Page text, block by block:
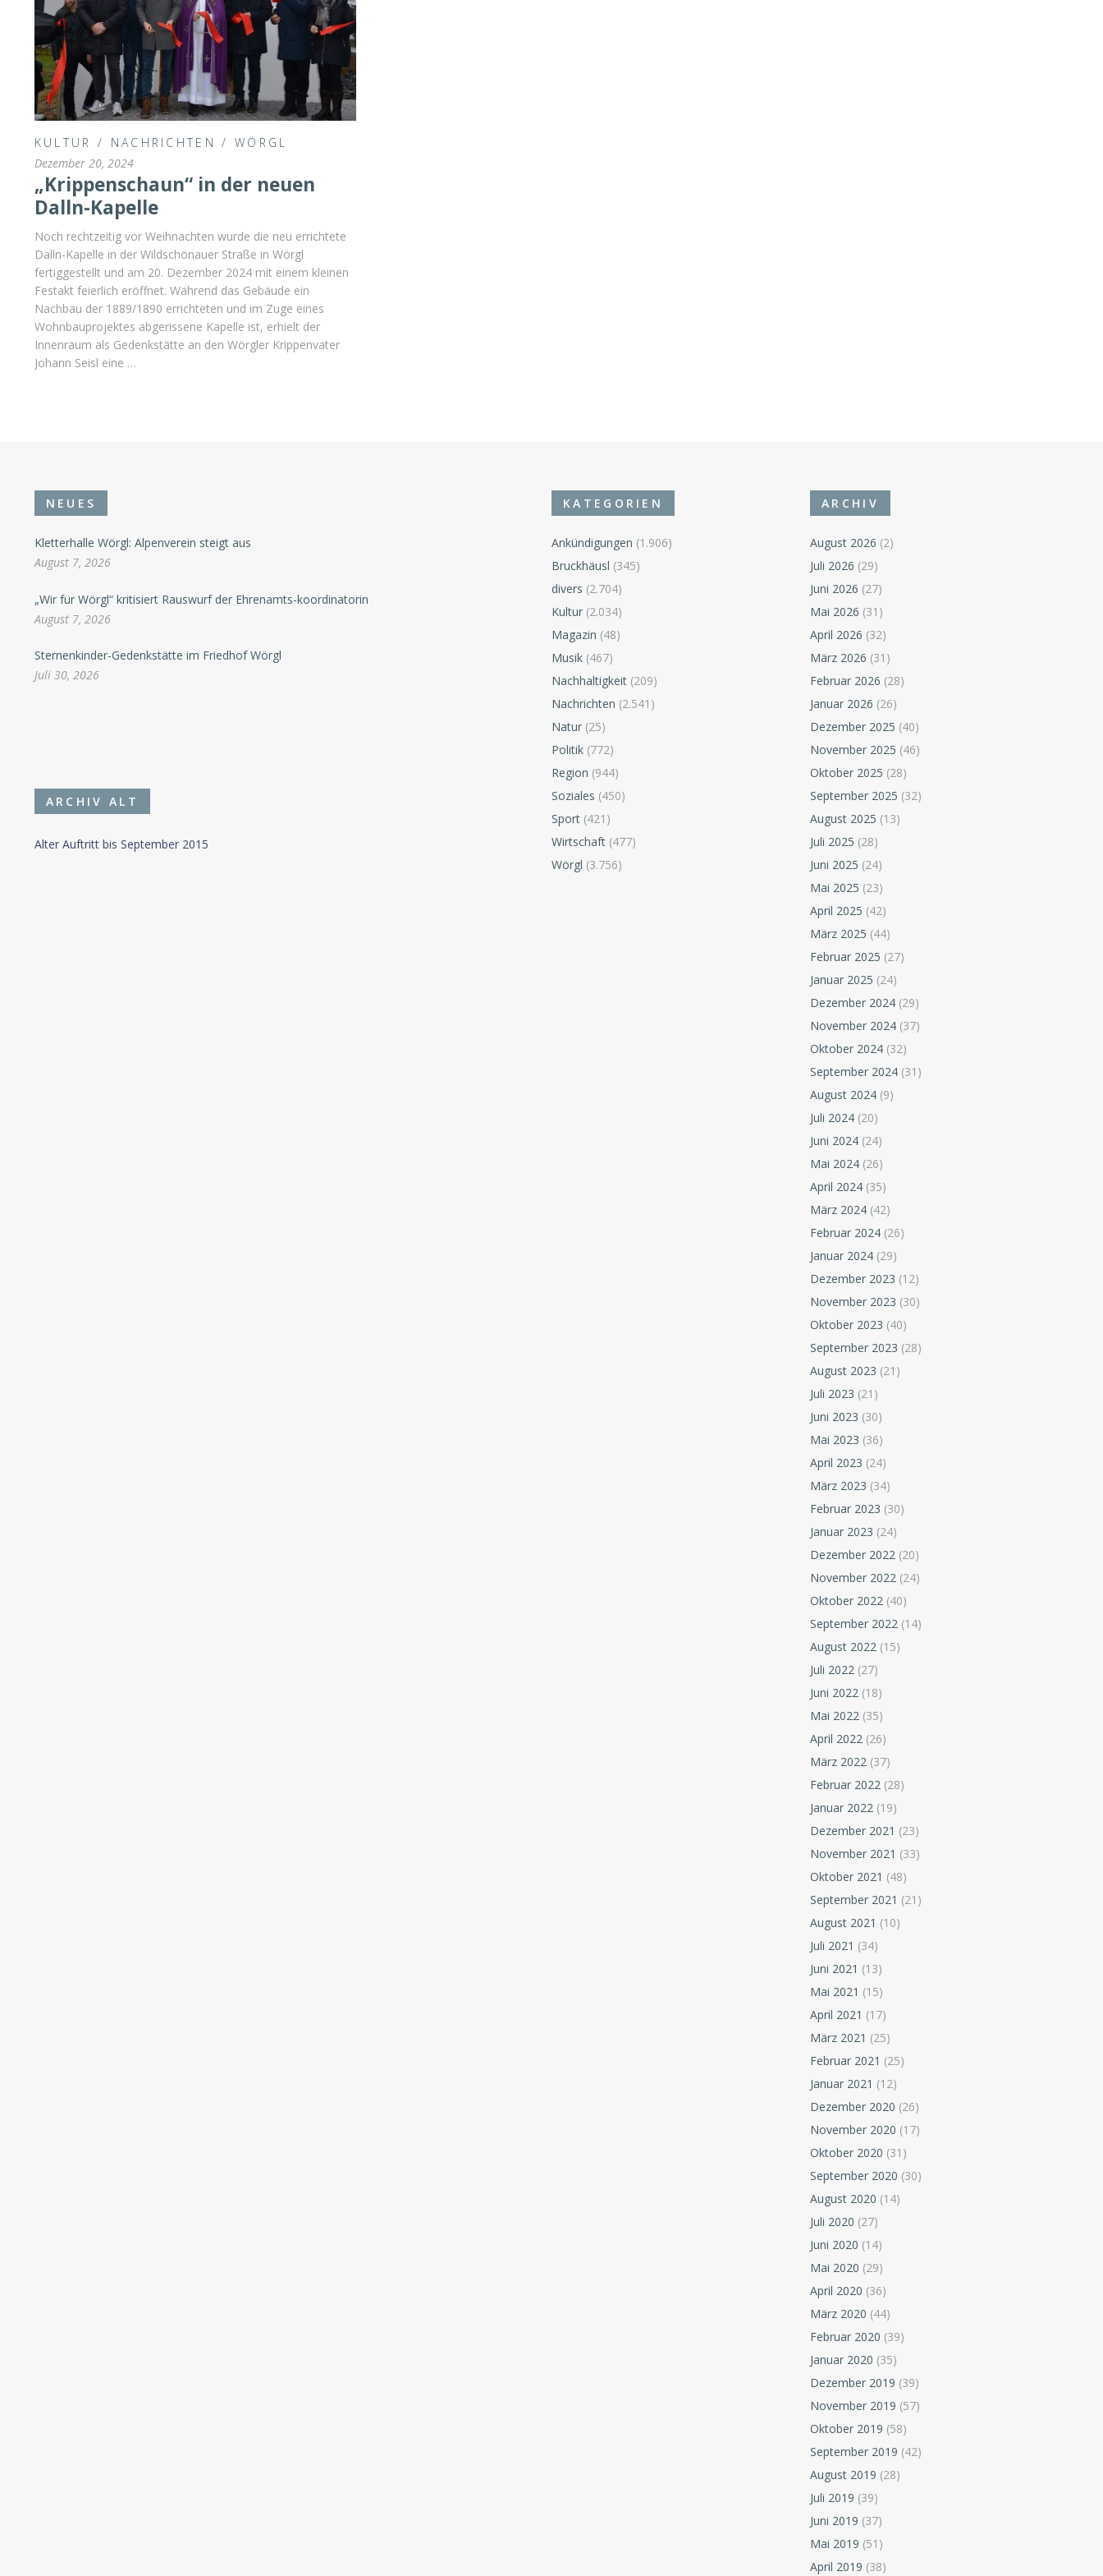
KULTUR / NACHRICHTEN / WÖRGL
Dezember 20, 2024
„Krippenschaun“ in der neuen
Dalln-Kapelle
Noch rechtzeitig vor Weihnachten wurde die neu errichtete
Dalln-Kapelle in der Wildschönauer Straße in Wörgl
fertiggestellt und am 20. Dezember 2024 mit einem kleinen
Festakt feierlich eröffnet. Während das Gebäude ein
Nachbau der 1889/1890 errichteten und im Zuge eines
Wohnbauprojektes abgerissene Kapelle ist, erhielt der
Innenraum als Gedenkstätte an den Wörgler Krippenvater
Johann Seisl eine …
NEUES
Kletterhalle Wörgl: Alpenverein steigt aus
August 7, 2026
„Wir für Wörgl“ kritisiert Rauswurf der Ehrenamts-koordinatorin
August 7, 2026
Sternenkinder-Gedenkstätte im Friedhof Wörgl
Juli 30, 2026
ARCHIV ALT
Alter Auftritt bis September 2015
KATEGORIEN
Ankündigungen (1.906)
Bruckhäusl (345)
divers (2.704)
Kultur (2.034)
Magazin (48)
Musik (467)
Nachhaltigkeit (209)
Nachrichten (2.541)
Natur (25)
Politik (772)
Region (944)
Soziales (450)
Sport (421)
Wirtschaft (477)
Wörgl (3.756)
ARCHIV
August 2026 (2)
Juli 2026 (29)
Juni 2026 (27)
Mai 2026 (31)
April 2026 (32)
März 2026 (31)
Februar 2026 (28)
Januar 2026 (26)
Dezember 2025 (40)
November 2025 (46)
Oktober 2025 (28)
September 2025 (32)
August 2025 (13)
Juli 2025 (28)
Juni 2025 (24)
Mai 2025 (23)
April 2025 (42)
März 2025 (44)
Februar 2025 (27)
Januar 2025 (24)
Dezember 2024 (29)
November 2024 (37)
Oktober 2024 (32)
September 2024 (31)
August 2024 (9)
Juli 2024 (20)
Juni 2024 (24)
Mai 2024 (26)
April 2024 (35)
März 2024 (42)
Februar 2024 (26)
Januar 2024 (29)
Dezember 2023 (12)
November 2023 (30)
Oktober 2023 (40)
September 2023 (28)
August 2023 (21)
Juli 2023 (21)
Juni 2023 (30)
Mai 2023 (36)
April 2023 (24)
März 2023 (34)
Februar 2023 (30)
Januar 2023 (24)
Dezember 2022 (20)
November 2022 (24)
Oktober 2022 (40)
September 2022 (14)
August 2022 (15)
Juli 2022 (27)
Juni 2022 (18)
Mai 2022 (35)
April 2022 (26)
März 2022 (37)
Februar 2022 (28)
Januar 2022 (19)
Dezember 2021 (23)
November 2021 (33)
Oktober 2021 (48)
September 2021 (21)
August 2021 (10)
Juli 2021 (34)
Juni 2021 (13)
Mai 2021 (15)
April 2021 (17)
März 2021 (25)
Februar 2021 (25)
Januar 2021 (12)
Dezember 2020 (26)
November 2020 (17)
Oktober 2020 (31)
September 2020 (30)
August 2020 (14)
Juli 2020 (27)
Juni 2020 (14)
Mai 2020 (29)
April 2020 (36)
März 2020 (44)
Februar 2020 (39)
Januar 2020 (35)
Dezember 2019 (39)
November 2019 (57)
Oktober 2019 (58)
September 2019 (42)
August 2019 (28)
Juli 2019 (39)
Juni 2019 (37)
Mai 2019 (51)
April 2019 (38)